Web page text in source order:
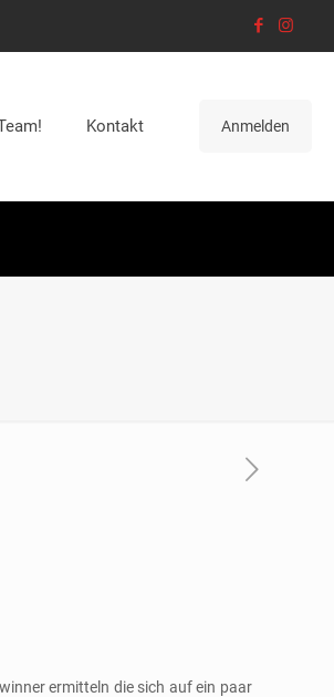
Kontakt Anmelden
ermitteln die sich auf ein paar